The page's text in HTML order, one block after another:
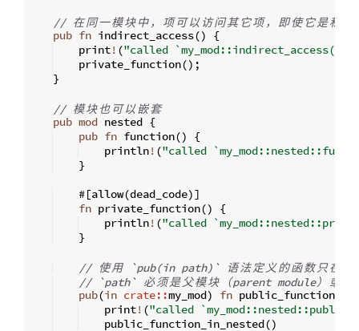
// 在同 一模块 中 ， 项 可 以 访问其 它项 ， 即 使 它是私
pub fn indirect_access()
{
    print
! ("called
    private_function
() ;
}
// 模块 也 可 以 嵌套
pub mod nested {
pub fn function()
{
    println
! ("called
}
    #
[allow(dead_code)]
fn private_function()
{
    println
! ("called
}
// 使用 `pub(in path)` 语法定义的函 数只在
// `path` 必须是父模块 （parent module） 或
pub(in crate::my_mod) fn
    print
! ("called
    public_function_in_nested
()